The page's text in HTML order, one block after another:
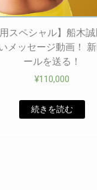
用スペシャル】船木
メッセージ動画！
ールを送る！
¥110,000
続きを読む